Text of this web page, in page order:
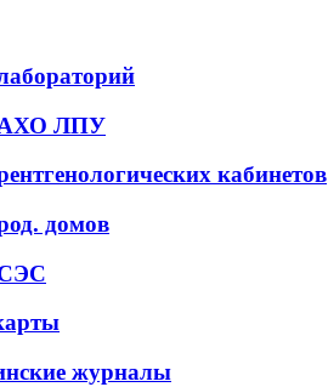
АХО ЛПУ
кабинетов
домов
журналы